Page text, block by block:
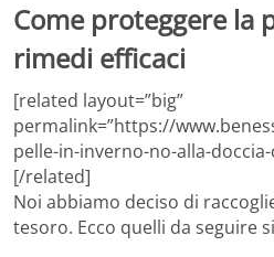
Come proteggere la
rimedi efficaci
[related layout=”big”
permalink=”https://
pelle-in-inverno-no-alla-
[/related]
Noi abbiamo deciso di
tesoro. Ecco quelli da seguire